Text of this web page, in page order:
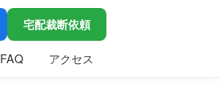
宅配裁断依頼
FAQ アクセス